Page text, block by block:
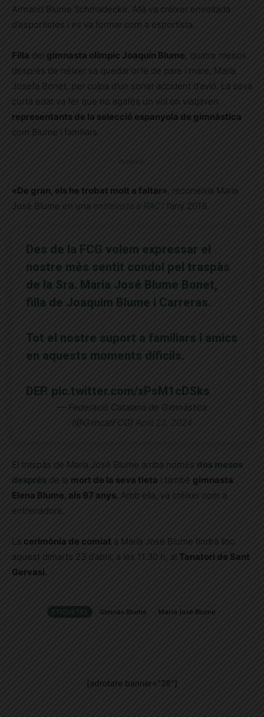
Armand Blume Schmadecke. Allà va créixer envoltada
d’esportistes i es va formar com a esportista.
Filla del gimnasta olímpic Joaquín Blume , quatre mesos
després de néixer va quedar orfe de pare i mare, Maria
Josefa Bonet, per culpa d’un sonat accident d’avió. La seva
curta edat va fer que no agafés un vol on viatjaven
representants de la selecció espanyola de gimnàstica
com Blume i familiars.
Publicitat
«De gran, els he trobat molt a faltar» , reconeixia María
José Blume en una entrevista a RAC1 l’any 2018.
Des de la FCG volem expressar el
nostre més sentit condol pel traspàs
de la Sra. Maria José Blume Bonet,
filla de Joaquim Blume i Carreras.
Tot el nostre suport a familiars i amics
en aquests moments díficils.
DEP. pic.twitter.com/xPsM1cDSks
— Federació Catalana de Gimnàstica
(@GimcatFCG) April 22, 2024
El traspàs de María José Blume arriba només dos mesos
després de la mort de la seva tieta i també gimnasta
Elena Blume, als 97 anys. Amb ella, va créixer com a
entrenadora.
La cerimònia de comiat a María José Blume tindrà lloc
aquest dimarts 23 d’abril, a les 11.30 h, al Tanatori de Sant
Gervasi.
ETIQUETES Gimnàs Blume María José Blume
[adrotate banner="28"]